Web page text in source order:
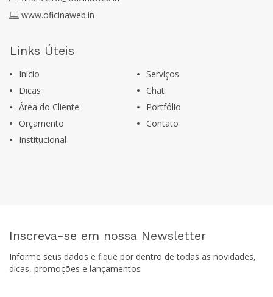
www.oficinaweb.in
Links Úteis
Início
Serviços
Dicas
Chat
Área do Cliente
Portfólio
Orçamento
Contato
Institucional
Inscreva-se em nossa Newsletter
Informe seus dados e fique por dentro de todas as novidades,
dicas, promoções e lançamentos